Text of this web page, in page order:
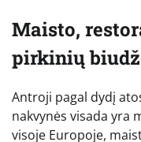
Maisto,
pirkinių
Antroji pagal dydį
nakvynės visada yra
visoje Europoje,